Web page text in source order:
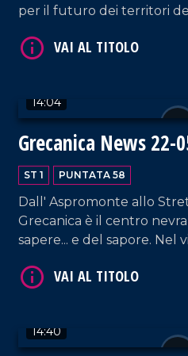
per il futuro dei territori
Meridionale di Pasquino
14:04
Grecanica News 22-
ST 1 PUNTATA 58
Dall' Aspromonte allo
Grecanica è il centro
sapere... e del sapore. Nel
centenaria Nonna Maria e
14:40
VAI AL TITOLO